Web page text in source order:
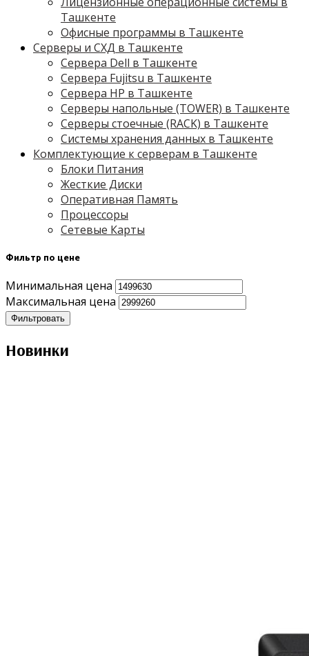
Ташкенте
Офисные программы в Ташкенте
Серверы и СХД в Ташкенте
Сервера Dell в Ташкенте
Сервера Fujitsu в Ташкенте
Сервера HP в Ташкенте
Серверы напольные (TOWER) в Ташкенте
Серверы стоечные (RACK) в Ташкенте
Системы хранения данных в Ташкенте
Комплектующие к серверам в Ташкенте
Блоки Питания
Жесткие Диски
Оперативная Память
Процессоры
Сетевые Карты
Фильтр по цене
Минимальная цена
Максимальная цена
Фильтровать
Новинки